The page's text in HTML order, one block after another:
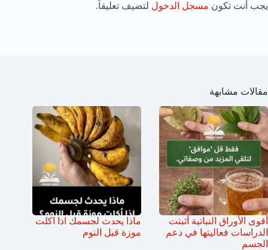
يجب أنت تكون مسجل الدخول لتضيف تعليقاً.
مقالات مشابهة
أقوى الأوراق النباتية أثبتت
الدراسات فعاليتها في دعم
الجسم
ماذا يحدث لجسمك اذا اكلت
موزة قبل النوم